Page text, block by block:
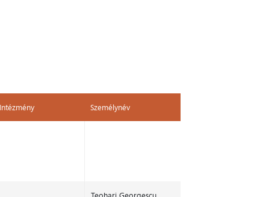
Intézmény
Személynév